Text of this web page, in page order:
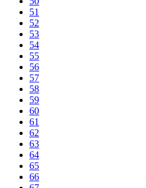
51
52
53
54
55
56
57
58
59
60
61
62
63
64
65
66